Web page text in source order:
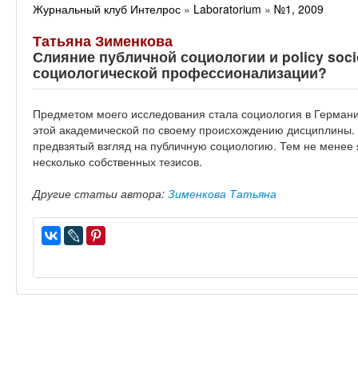
Журнальный клуб Интелрос » Laboratorium » №1, 2009
Татьяна Зименкова
Слияние публичной социологии и policy
социологической профессионализации?
Предметом моего исследования стала социология в
этой академической по своему происхождению
предвзятый взгляд на публичную социологию. Тем не
несколько собственных тезисов.
Другие статьи автора: Зименкова Татьяна